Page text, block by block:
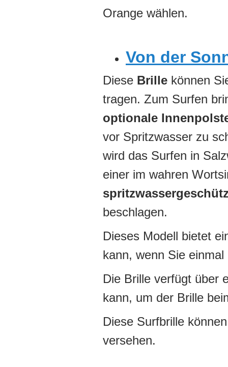
Orange wählen.
Von der
Diese Brille können
tragen. Zum Surfen
optionale
vor Spritzwasser zu
wird das Surfen in
einer im wahren
beschlagen.
Dieses Modell bietet
kann, wenn Sie
Die Brille verfügt über
kann, um der Brille
Diese Surfbrille
versehen.